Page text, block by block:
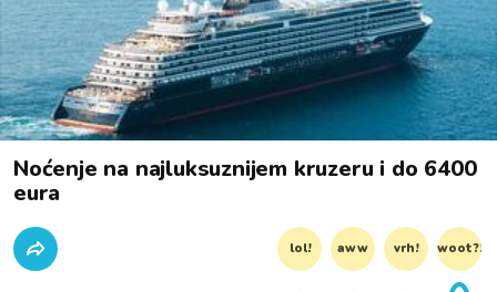
Noćenje na najluksuznijem kruzeru i do 6400
eura
lol! aww vrh! woot?!